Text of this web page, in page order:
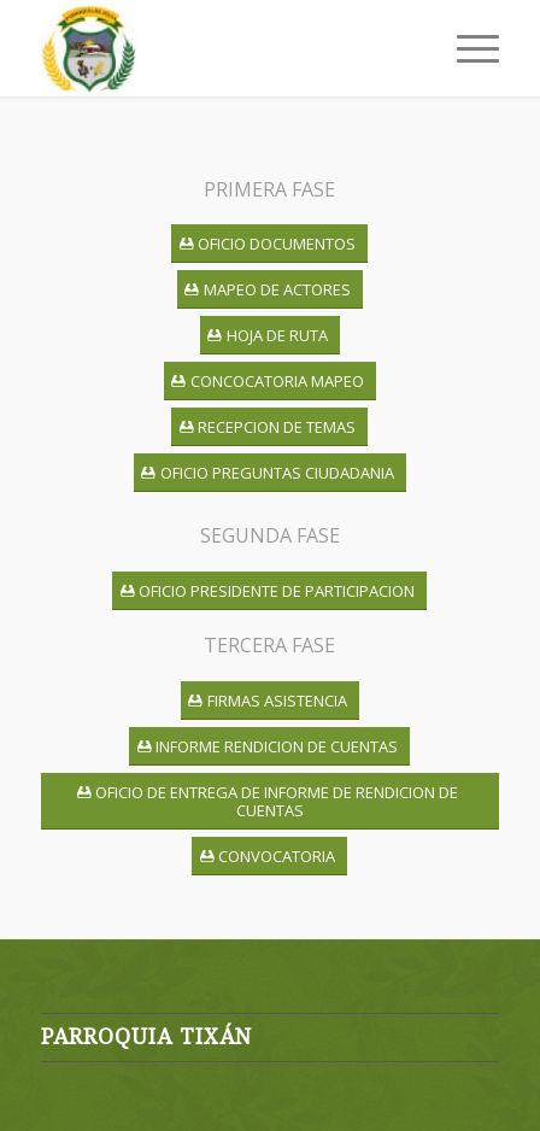
PRIMERA FASE
OFICIO DOCUMENTOS
MAPEO DE ACTORES
HOJA DE RUTA
CONCOCATORIA MAPEO
RECEPCION DE TEMAS
OFICIO PREGUNTAS CIUDADANIA
SEGUNDA FASE
OFICIO PRESIDENTE DE PARTICIPACION
TERCERA FASE
FIRMAS ASISTENCIA
INFORME RENDICION DE CUENTAS
OFICIO DE ENTREGA DE INFORME DE RENDICION DE
CUENTAS
CONVOCATORIA
PARROQUIA TIXÁN